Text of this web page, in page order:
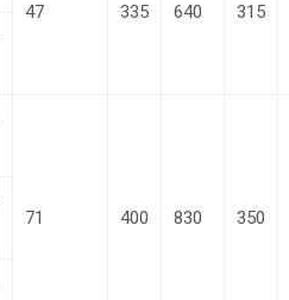
47
335 640
315
71 400 830 350